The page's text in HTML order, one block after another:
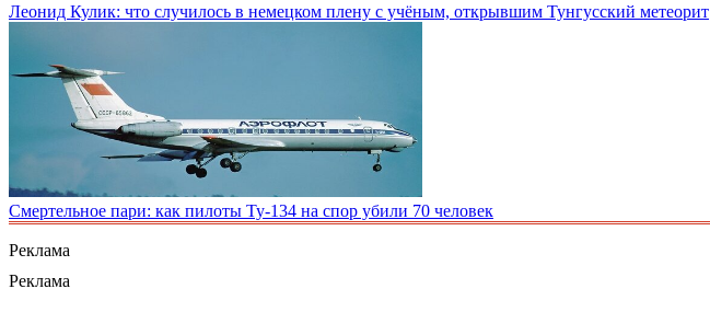
Леонид Кулик: что случилось в немецком плену с учёным, открывшим Тунгусский метеорит
Смертельное пари: как пилоты Ty-134 на спор убили 70 человек
Реклама
Реклама